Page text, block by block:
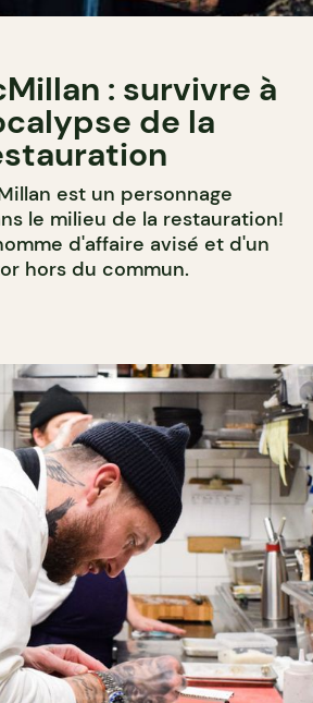
: survivre à
de la
est un personnage
le milieu de la restauration!
d'affaire avisé et d'un
hors du commun.